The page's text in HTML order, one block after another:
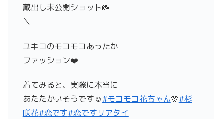
蔵出し未公開ショット📸
＼
ユキコのモコモコあったか
ファッション❤️
着てみると、実際に本当に
あたたかいそうです☺️#モコモコ花ちゃん🌸#杉
咲花#恋です#恋ですリアタイ